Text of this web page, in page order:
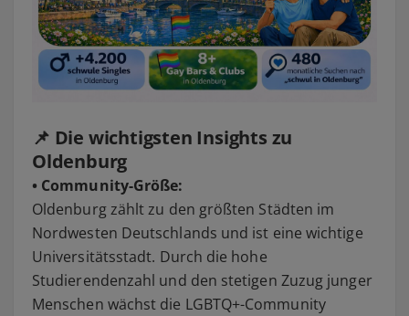
📌 Die wichtigsten Insights zu
Oldenburg
• Community-Größe:
Oldenburg zählt zu den größten Städten im
Nordwesten Deutschlands und ist eine wichtige
Universitätsstadt. Durch die hohe
Studierendenzahl und den stetigen Zuzug junger
Menschen wächst die LGBTQ+-Community